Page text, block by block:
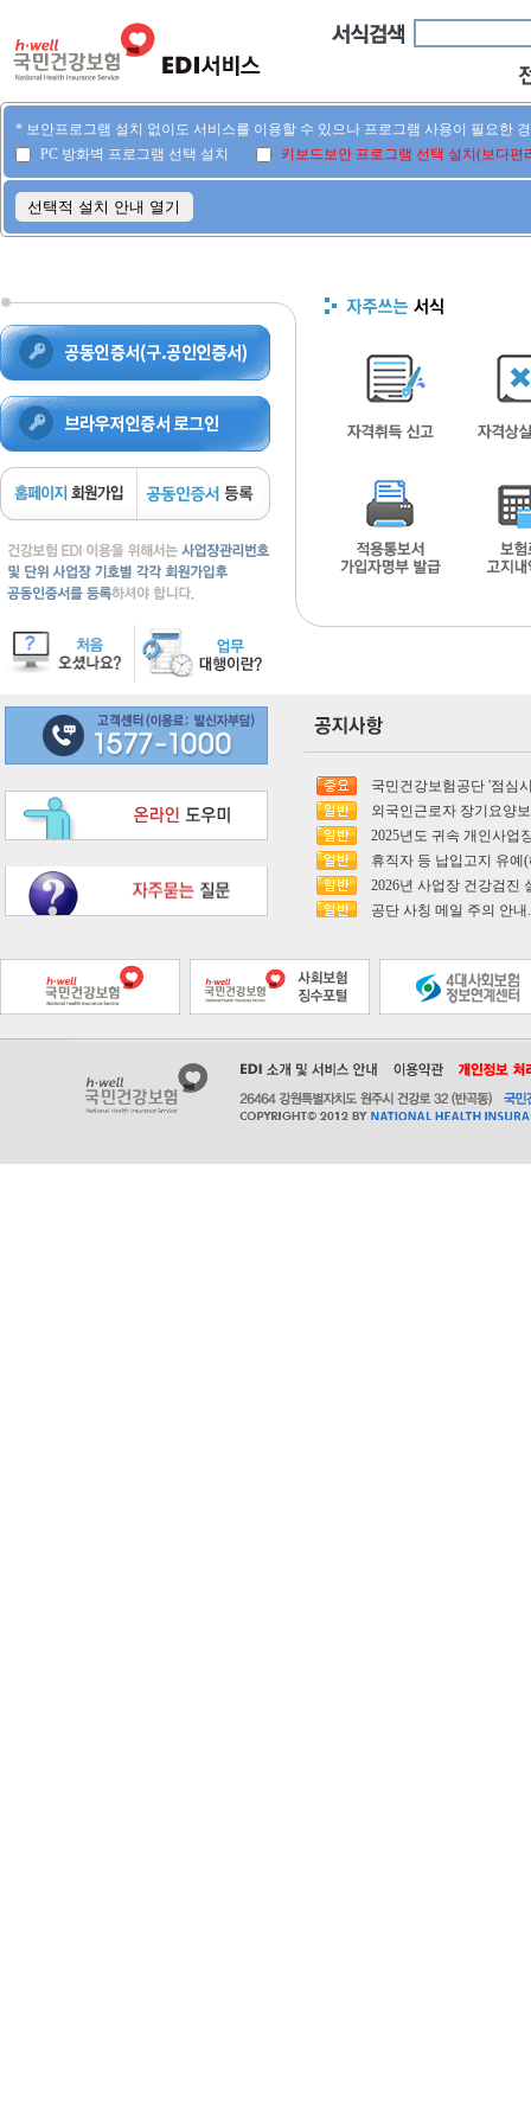
* 보안프로그램 설치 없이도 서비스를 이용할 수 있으나 프로그램 사용이 필요한
PC 방화벽 프로그램 선택 설치
키보드보안 프로그램 선택 설치(보다
선택적 설치 안내 열기